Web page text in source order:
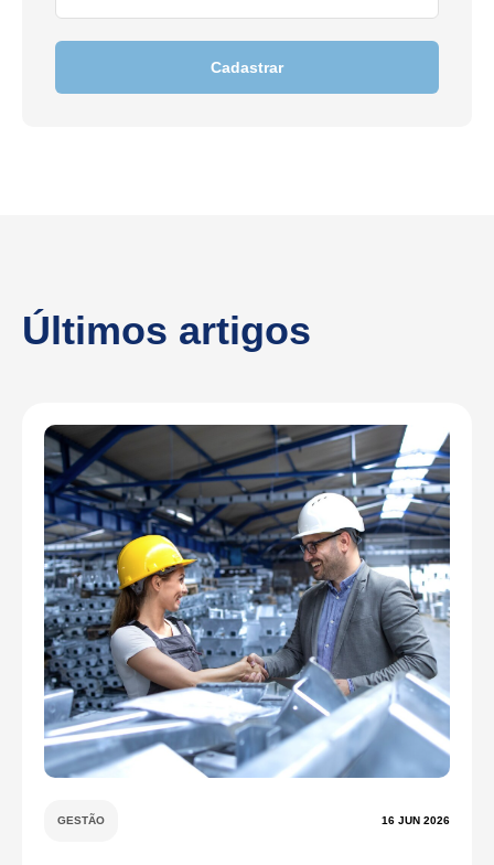
Cadastrar
Últimos artigos
GESTÃO 16 JUN 2026